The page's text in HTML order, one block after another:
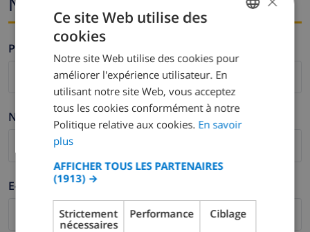
Prénom *
Nom de famille *
E-mail *
DUTCH
SPANISH
GERMAN
DANISH
Ce site Web utilise des
cookies
Notre site Web utilise des cookies pour
améliorer l'expérience utilisateur. En
utilisant notre site Web, vous acceptez
tous les cookies conformément à notre
Politique relative aux cookies. En savoir
plus
AFFICHER TOUS LES PARTENAIRES
(1913) →
Strictement
nécessaires
Performance Ciblage